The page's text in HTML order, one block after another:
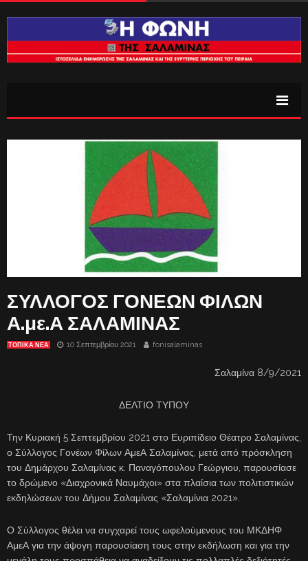
ΣΥΛΛΟΓΟΣ ΓΟΝΕΩΝ ΦΙΛΩΝ
Α.με.Α ΣΑΛΑΜΙΝΑΣ
ΤΟΠΙΚΑ ΝΕΑ 10 Σεπτεμβρίου 2021 fonisalaminas
Σαλαμίνα 8/9/2021
ΔΕΛΤΙΟ ΤΥΠΟΥ
Την Κυριακή 5 Σεπτεμβρίου 2021 στο Ευριπίδειο Θέατρο Σαλαμίνας,
ο Σύλλογος Γονέων Φίλων ΑμεΑ Σαλαμίνας, μετά από πρόσκληση
του Δημάρχου Σαλαμίνας κ. Παναγόπουλου Γεώργιου, παρουσίασε
το δρώμενο «Διαχρονικά Ναυμάχοι» στα πλαίσια των πολιτιστικών
εκδηλώσεων του Δήμου Σαλαμίνας «Σαλαμίνια 2021».
Ο Σύλλογος θέλει να συγχαρεί τους ωφελούμενους του ΜΚΔΗΦ
ΑμεΑ για την άψογη παρουσίαση τους στην εκδήλωση και για την